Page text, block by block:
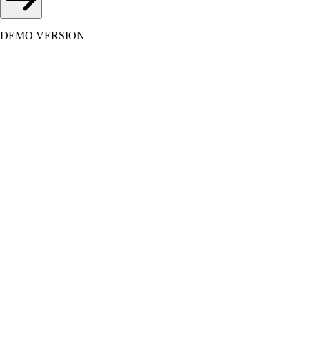
DEMO VERSION